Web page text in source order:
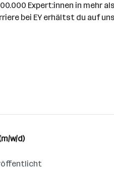
Expert:innen in mehr
bei EY erhältst du auf
w/d)